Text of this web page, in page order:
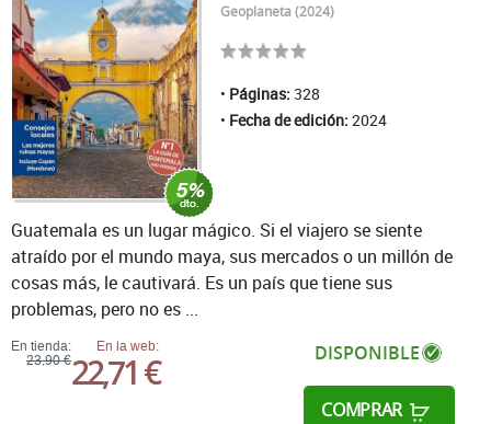
Geoplaneta (2024)
Páginas: 328
Fecha de edición: 2024
En tienda:
23,90 €
En la web:
22,71 € DISPONIBLE
COMPRAR
Guatemala es un lugar mágico. Si el viajero se siente
atraído por el mundo maya, sus mercados o un millón de
cosas más, le cautivará. Es un país que tiene sus
problemas, pero no es ...